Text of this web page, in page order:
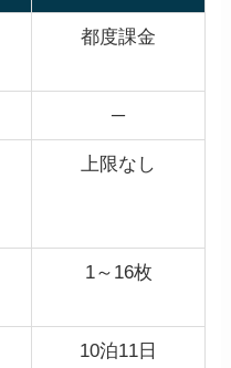
都度課金
─
上限なし
1～16枚
10泊11日